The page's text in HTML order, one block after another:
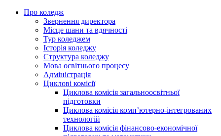
Про коледж
Звернення директора
Місце шани та вдячності
Тур коледжем
Історія коледжу
Структура коледжу
Мова освітнього процесу
Адміністрація
Циклові комісії
Циклова комісія загальноосвітньої
підготовки
Циклова комісія комп’ютерно-інтегрованих
технологій
Циклова комісія фінансово-економічної